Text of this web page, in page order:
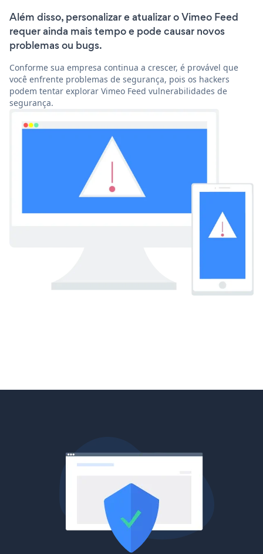
Além disso, personalizar e atualizar o Vimeo Feed
requer ainda mais tempo e pode causar novos
problemas ou bugs.
Conforme sua empresa continua a crescer, é provável que
você enfrente problemas de segurança, pois os hackers
podem tentar explorar Vimeo Feed vulnerabilidades de
segurança.